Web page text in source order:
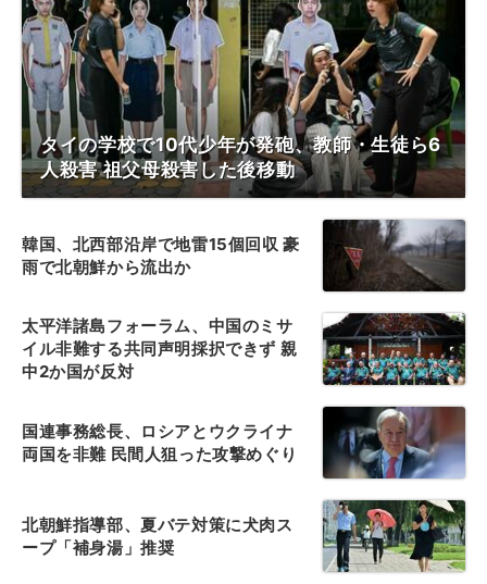
タイの学校で10代少年が発砲、教師・生徒ら6
人殺害 祖父母殺害した後移動
韓国、北西部沿岸で地雷15個回収 豪
雨で北朝鮮から流出か
太平洋諸島フォーラム、中国のミサ
イル非難する共同声明採択できず 親
中2か国が反対
国連事務総長、ロシアとウクライナ
両国を非難 民間人狙った攻撃めぐり
北朝鮮指導部、夏バテ対策に犬肉ス
ープ「補身湯」推奨